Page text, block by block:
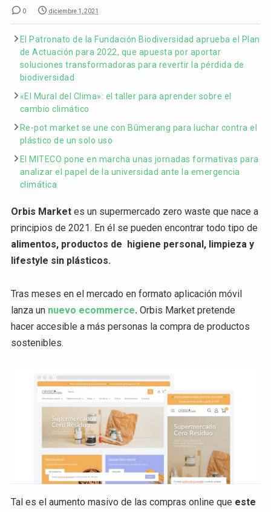
0 diciembre 1, 2021
El Patronato de la Fundación Biodiversidad aprueba el Plan
de Actuación para 2022, que apuesta por aportar
soluciones transformadoras para revertir la pérdida de
biodiversidad
«El Mural del Clima»: el taller para aprender sobre el
cambio climático
Re-pot market se une con Bûmerang para luchar contra el
plástico de un solo uso
El MITECO pone en marcha unas jornadas formativas para
analizar el papel de la universidad ante la emergencia
climática
Orbis Marketes un supermercado zero waste que nace a
principios de 2021. En él se pueden encontrar todo tipo de
alimentos, productos de higiene personal, limpieza y
lifestyle sin plásticos.
Tras meses en el mercado en formato aplicación móvil
lanza un nuevo ecommerce. Orbis Market pretende
hacer accesible a más personas la compra de productos
sostenibles.
Tal es el aumento masivo de las compras online que este